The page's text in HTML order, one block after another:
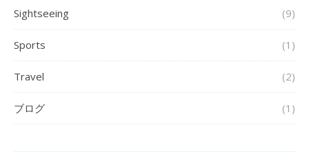
Sightseeing (9)
Sports (1)
Travel (2)
ブログ (1)